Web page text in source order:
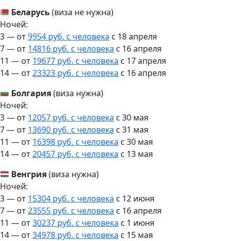
Беларусь(виза не нужна)
Ночей:
3 — от9954 руб. с человека c 18 апреля
7 — от 14816 руб. с человека c 16 апреля
11 — от 19677 руб. с человека c 17 апреля
14 — от23323 руб. с человека c 16 апреля
Болгария(виза нужна)
Ночей:
3 — от 12057 руб. с человека c 30 мая
7 — от 13690 руб. с человека c 31 мая
11 — от 16398 руб. с человека c 30 мая
14 — от20457 руб. с человека c 13 мая
Венгрия(виза нужна)
Ночей:
3 — от 15304 руб. с человека c 12 июня
7 — от23555 руб. с человека c 16 апреля
11 — от30237 руб. с человека c 1 июня
14 — от34978 руб. с человека c 15 мая